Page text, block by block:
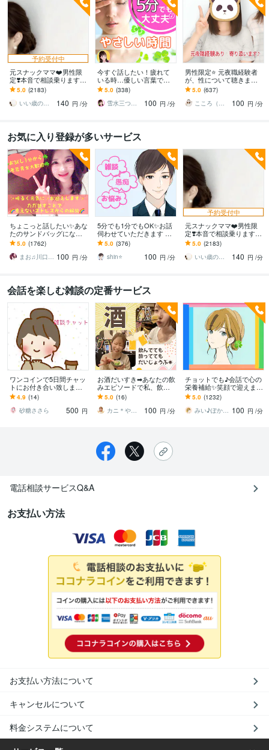
予約受付中
元スナックママ❤️男性限
定❣️本音で相談乗ります
私に頼ってみませんか❤️
味方になります。
5.0 (2183)
いい歳のエリー♡
140 円 /分
今すぐ話したい！疲れて
いる時…優しい言葉で話
します 何でもどうぞ✨愚
痴/恋愛♡/雑談/寂しい/モ
ヤモヤ/楽しい♪
5.0 (338)
雪水三つ葉☘️あったかコミュニケーション
100 円 /分
男性限定⭐️ 元夜職経験者
が、性について聴きます
性のお悩みや好きな趣
味…安心して打ち明けて
ねʕ•ᴥ•ʔ
5.0 (637)
こころ（＾_＾）
100 円 /分
お気に入り登録が多いサービス
ちょこっと話したい✨あな
たのサンドバッグになり
ます 女性も大歓迎✨秘密
厳守☘️話すことでお気持
ちが晴れやかに☘️
5.0 (1762)
まお♫川口茉央♫ 100 円 /分
5分でも1分でもOK✨お話
伺わせていただきます 愚
痴・相談・雑談なんでも
お話ください♪
5.0 (376)
shin⭐️
100 円 /分
予約受付中
元スナックママ❤️男性限
定❣️本音で相談乗ります
私に頼ってみませんか❤️
味方になります。
5.0 (2183)
いい歳のエリー♡
140 円 /分
会話を楽しむ雑談の定番サービス
ワンコインで5日間チャッ
トにお付き合い致します 5
00円で5日間のチャットが
出来ます！1日約100円で
す
4.9 (14)
砂糖ささら
500 円
お酒だいすき➡あなたの飲
みエピソードで私、飲み
ます 飲み会｜ひとり居酒
屋｜塩でのめちゃう｜つ
まみ｜やんちゃ談も！
5.0 (16)
カニ＊やわらかまごころ検定1級
100 円 /分
チョットでも♪会話で心の
栄養補給✨笑顔で迎えます
男女OK！相談・愚痴・雑
談・何でも♪安心して話せ
る場所☘️
5.0 (1232)
みい♪ぽかぽか部屋 ♪ 100 円 /分
電話相談サービスQ&A
お支払い方法
お支払い方法について
キャンセルについて
料金システムについて